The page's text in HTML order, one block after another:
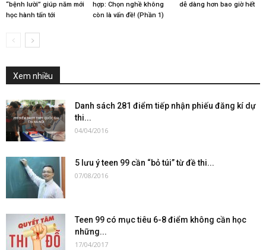
“bệnh lười” giúp năm mới
học hành tấn tới
hợp: Chọn nghề không
còn là vấn đề! (Phần 1)
dễ dàng hơn bao giờ hết
Xem nhiều
Danh sách 281 điểm tiếp nhận phiếu đăng kí dự
thi...
04/04/2016
5 lưu ý teen 99 cần “bỏ túi” từ đề thi...
07/08/2016
Teen 99 có mục tiêu 6-8 điểm không cần học
những...
17/04/2017